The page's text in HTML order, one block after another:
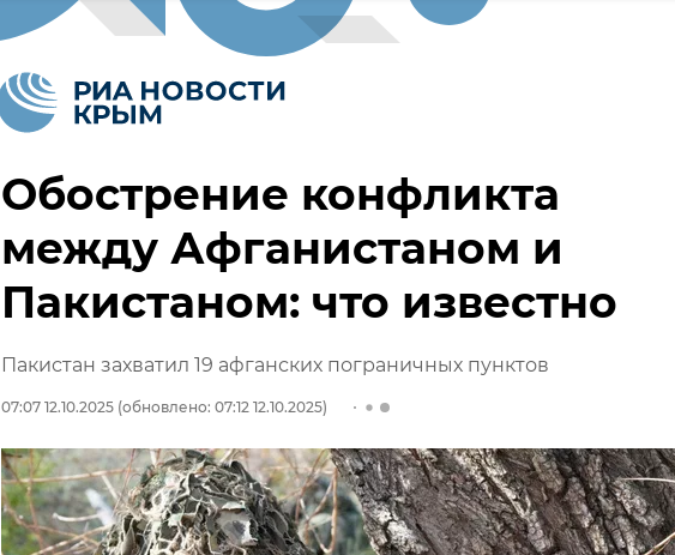
Обострение конфликта
между Афганистаном и
Пакистаном: что известно
Пакистан захватил 19 афганских пограничных пунктов
07:07 12.10.2025 (обновлено: 07:12 12.10.2025)